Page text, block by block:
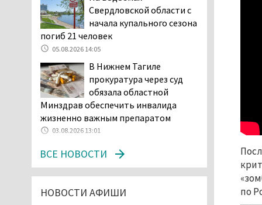
по
начала купального сезона
погиб 21 человек
05.08.2026 14:05
Нижний Тагил на три дня
станет мировой
столицей
короткометражного кино
05.08.2026 13:20
Мэрия раскрыла имя
главной звезды Дня
города в Нижнем Тагиле
В Нижнем Тагиле
разыскивают 45-летнего
Свердловской области с
начала купального сезона
погиб 21 человек
05.08.2026 14:05
В Нижнем Тагиле
прокуратура через суд
обязала областной
Минздрав обеспечить инвалида
жизненно важным препаратом
03.08.2026 13:01
ВСЕ НОВОСТИ
НОВОСТИ АФИШИ